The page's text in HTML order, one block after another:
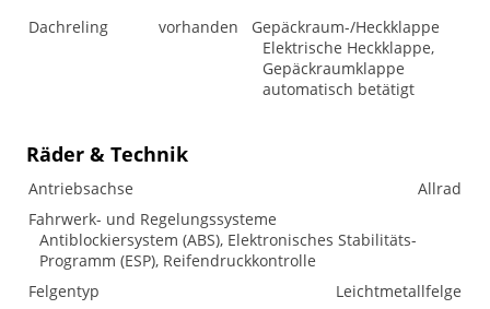
Dachreling
vorhanden
Gepäckraum-/Heckklappe
Elektrische Heckklappe,
Gepäckraumklappe
automatisch betätigt
Räder & Technik
Antriebsachse
Allrad
Fahrwerk- und Regelungssysteme
Antiblockiersystem (ABS), Elektronisches Stabilitäts-
Programm (ESP), Reifendruckkontrolle
Felgentyp
Leichtmetallfelge